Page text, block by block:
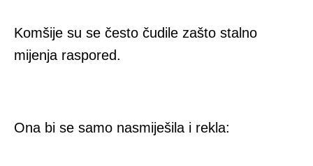
Komšije su se često čudile zašto stalno
mijenja raspored.
Ona bi se samo nasmiješila i rekla: